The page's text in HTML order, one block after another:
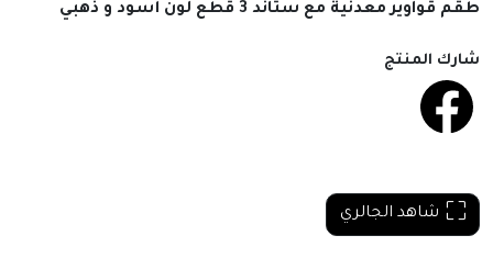
طقم قواوير معدنية مع ستاند 3 قطع لون أسود و ذهبي
شارك المنتج
شاهد الجالري